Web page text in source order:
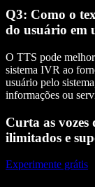
Q3: Como o
do usuário em
O TTS pode
sistema IVR ao
usuário pelo
informações ou
Curta as
ilimitados e
Experimente grátis